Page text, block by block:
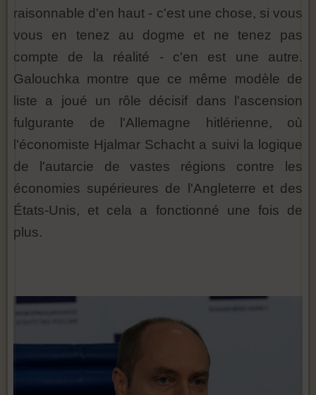
raisonnable d'en haut - c'est une chose, si vous
vous en tenez au dogme et ne tenez pas
compte de la réalité - c'en est une autre.
Galouchka montre que ce même modèle de
liste a joué un rôle décisif dans l'ascension
fulgurante de l'Allemagne hitlérienne, où
l'économiste Hjalmar Schacht a suivi la logique
de l'autarcie de vastes régions contre les
économies supérieures de l'Angleterre et des
États-Unis, et cela a fonctionné une fois de
plus.